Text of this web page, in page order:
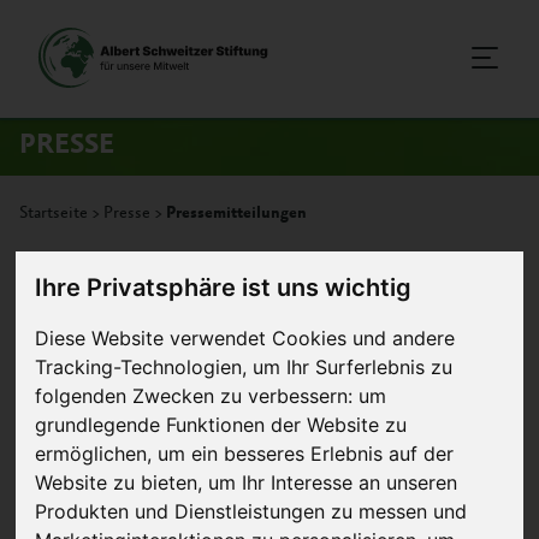
Ihre Privatsphäre ist uns wichtig
Diese Website verwendet Cookies und andere
Tracking-Technologien, um Ihr Surferlebnis zu
folgenden Zwecken zu verbessern: um
grundlegende Funktionen der Website zu
ermöglichen, um ein besseres Erlebnis auf der
Website zu bieten, um Ihr Interesse an unseren
Produkten und Dienstleistungen zu messen und
PRESSE
Startseite > Presse > Pressemitteilungen